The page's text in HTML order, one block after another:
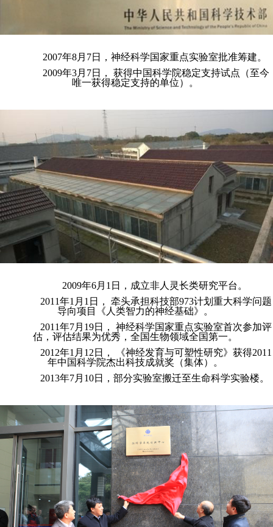
2007年8月7日，神经科学国家重点实验室批准筹建。
2009年3月7日， 获得中国科学院稳定支持试点（至今
唯一获得稳定支持的单位）。
2009年6月1日，成立非人灵长类研究平台。
2011年1月1日， 牵头承担科技部973计划重大科学问题
导向项目《人类智力的神经基础》。
2011年7月19日， 神经科学国家重点实验室首次参加评
估，评估结果为优秀，全国生物领域全国第一。
2012年1月12日， 《神经发育与可塑性研究》获得2011
年中国科学院杰出科技成就奖（集体）。
2013年7月10日，部分实验室搬迁至生命科学实验楼。